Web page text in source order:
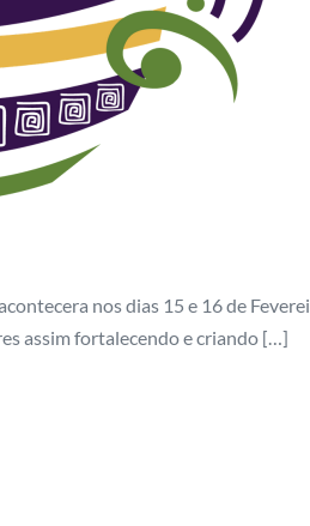
nos dias 15 e 16 de
assim fortalecendo e criando […]